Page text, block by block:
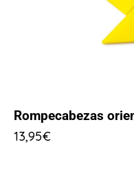
Rompecabezas
13,95€